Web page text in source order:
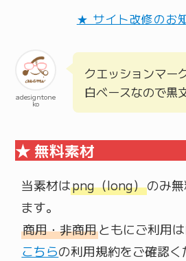
★ サイト改修のお
adesigntone
ko
クエッションマー
白ベースなので黒
★ 無料素材
当素材はpng（long）のみ
商用・非商用ともにご利用
こちらの利用規約をご確認く